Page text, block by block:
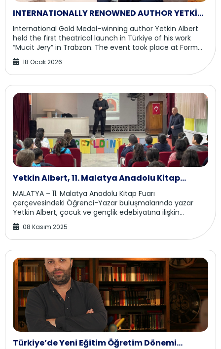
INTERNATIONALLY RENOWNED AUTHOR YETKİN
ALBERT IN TRABZON
International Gold Medal–winning author Yetkin Albert
held the first theatrical launch in Türkiye of his work
“Mucit Jery” in Trabzon. The event took place at Form
Trabzon Shopping Mall, where the aut...
18 Ocak 2026
Yetkin Albert, 11. Malatya Anadolu Kitap
Fuarı’nda Öğrencilerle Buluştu
MALATYA – 11. Malatya Anadolu Kitap Fuarı
çerçevesindeki Öğrenci-Yazar buluşmalarında yazar
Yetkin Albert, çocuk ve gençlik edebiyatına ilişkin
görüşlerini öğrencilerle paylaşarak Malatya’da yoğun ilg...
08 Kasım 2025
Türkiye’de Yeni Eğitim Öğretim Dönemi